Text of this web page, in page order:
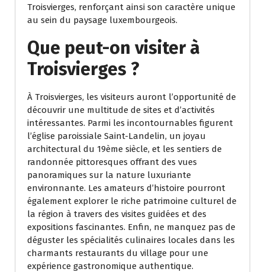
Troisvierges, renforçant ainsi son caractère unique
au sein du paysage luxembourgeois.
Que peut-on visiter à
Troisvierges ?
À Troisvierges, les visiteurs auront l’opportunité de
découvrir une multitude de sites et d’activités
intéressantes. Parmi les incontournables figurent
l’église paroissiale Saint-Landelin, un joyau
architectural du 19ème siècle, et les sentiers de
randonnée pittoresques offrant des vues
panoramiques sur la nature luxuriante
environnante. Les amateurs d’histoire pourront
également explorer le riche patrimoine culturel de
la région à travers des visites guidées et des
expositions fascinantes. Enfin, ne manquez pas de
déguster les spécialités culinaires locales dans les
charmants restaurants du village pour une
expérience gastronomique authentique.